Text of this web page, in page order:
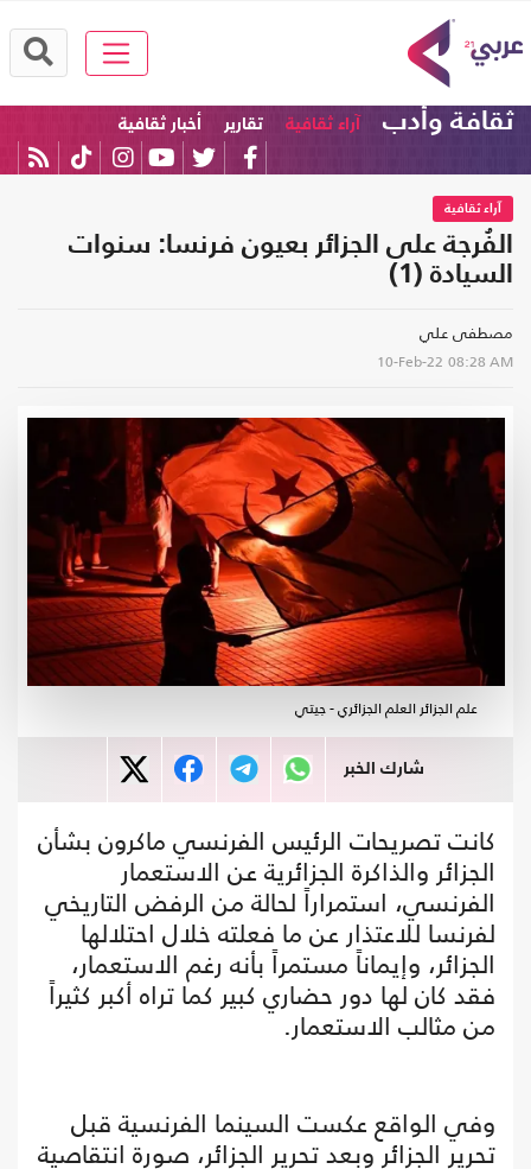
ثقافة وأدب آراء ثقافية تقارير أخبار ثقافية
آراء ثقافية
الفُرجة على الجزائر بعيون فرنسا: سنوات
السيادة (1)
مصطفى علي
10-Feb-22 08:28 AM
علم الجزائر العلم الجزائري - جيتي
شارك الخبر
كانت تصريحات الرئيس الفرنسي ماكرون بشأن
الجزائر والذاكرة الجزائرية عن الاستعمار
الفرنسي، استمراراً لحالة من الرفض التاريخي
لفرنسا للاعتذار عن ما فعلته خلال احتلالها
الجزائر، وإيماناً مستمراً بأنه رغم الاستعمار،
فقد كان لها دور حضاري كبير كما تراه أكبر كثيراً
من مثالب الاستعمار.
وفي الواقع عكست السينما الفرنسية قبل
تحرير الجزائر وبعد تحرير الجزائر، صورة انتقاصية